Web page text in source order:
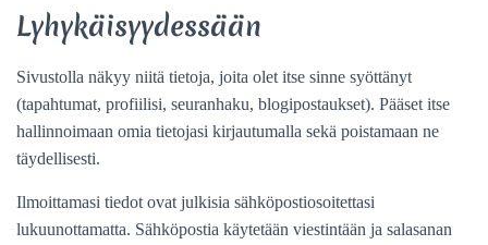
Lyhykäisyydessään
Sivustolla näkyy niitä tietoja, joita olet itse sinne syöttänyt
(tapahtumat, profiilisi, seuranhaku, blogipostaukset). Pääset itse
hallinnoimaan omia tietojasi kirjautumalla sekä poistamaan ne
täydellisesti.
Ilmoittamasi tiedot ovat julkisia sähköpostiosoitettasi
lukuunottamatta. Sähköpostia käytetään viestintään ja salasanan